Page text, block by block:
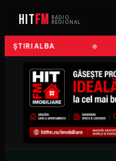
HITFM
RADIO
REGIONAL
ȘTIRI ALBA